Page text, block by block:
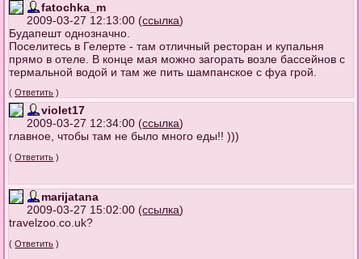
fatochka_m
2009-03-27 12:13:00 (ссылка)
Будапешт однозначно.
Поселитесь в Гелерте - там отличный ресторан и купальня
прямо в отеле. В конце мая можно загорать возле бассейнов с
термальной водой и там же пить шампанское с фуа грой.
(Ответить )
violet17
2009-03-27 12:34:00 (ссылка)
главное, чтобы там не было много еды!! )))
(Ответить )
marijatana
2009-03-27 15:02:00 (ссылка)
travelzoo.co.uk?
(Ответить )